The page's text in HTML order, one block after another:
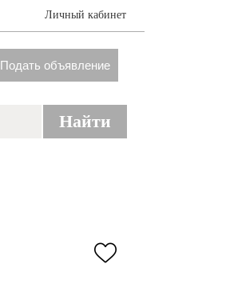
Личный кабинет
Подать объявление
Найти